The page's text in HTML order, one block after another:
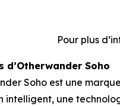
Pour plus
d’Otherwander Soho
Soho est une
intelligent, une